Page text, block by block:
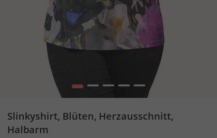
1 2 3 4 5
Slinkyshirt, Blüten, Herzausschnitt,
Halbarm